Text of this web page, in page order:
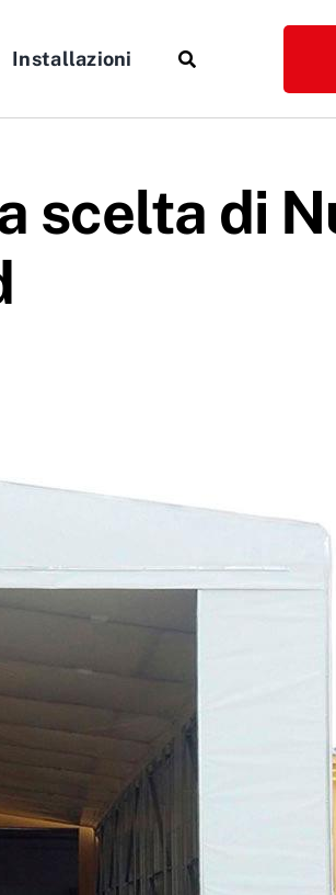
Installazioni
scelta di